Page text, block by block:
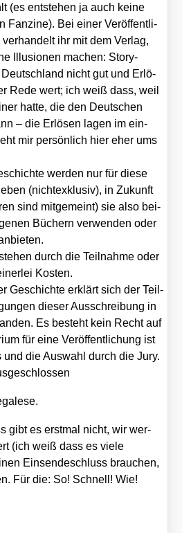
(es ent­ste­hen ja auch kei­ne
Fan­zine). Bei einer Ver­öf­fent­li­
ihr mit dem Ver­lag,
Illu­sio­nen machen: Sto­ry­
nicht gut und Erlö­
Rede wert; ich weiß dass, weil
hat­te, die den Deut­schen
– die Erlö­sen lagen im ein­
mir per­sön­lich hier eher ums
wer­den nur für die­se
(nicht­ex­klu­siv), in Zukunft
sind mit­ge­meint) sie also bei­
Büchern ver­wen­den oder
durch die Teil­nah­me oder
Kos­ten.
Geschich­te erklärt sich der Teil­
die­ser Aus­schrei­bung in
Es besteht kein Recht auf
für eine Ver­öf­fent­li­chung ist
und die Aus­wahl durch die Jury.
gibt es erst­mal nicht, wir wer­
(ich weiß dass es vie­le
Ein­sen­de­schluss brau­chen,
Für die: So! Schnell! Wie!